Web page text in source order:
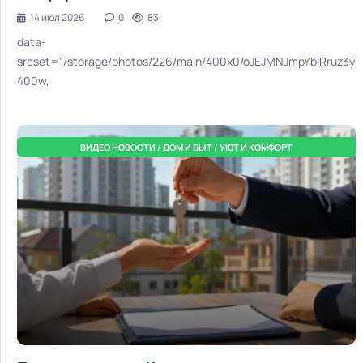
14 июл 2026 0 83
data-
srcset="/storage/photos/226/main/400x0/
400w,
ВИДЕО НОВОСТИ / ДОМ И БЫТ / УЮТ И КОМФОРТ